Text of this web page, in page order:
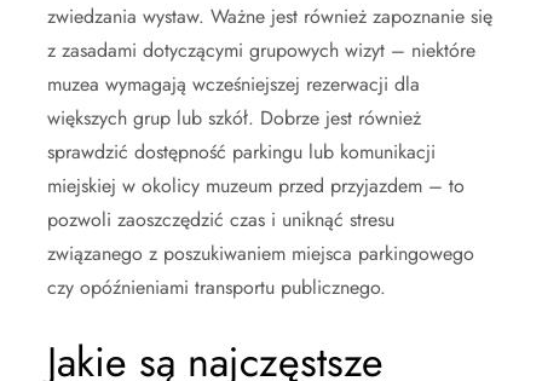
zwiedzania wystaw. Ważne jest również zapoznanie się
z zasadami dotyczącymi grupowych wizyt – niektóre
muzea wymagają wcześniejszej rezerwacji dla
większych grup lub szkół. Dobrze jest również
sprawdzić dostępność parkingu lub komunikacji
miejskiej w okolicy muzeum przed przyjazdem – to
pozwoli zaoszczędzić czas i uniknąć stresu
związanego z poszukiwaniem miejsca parkingowego
czy opóźnieniami transportu publicznego.
Jakie są najczęstsze